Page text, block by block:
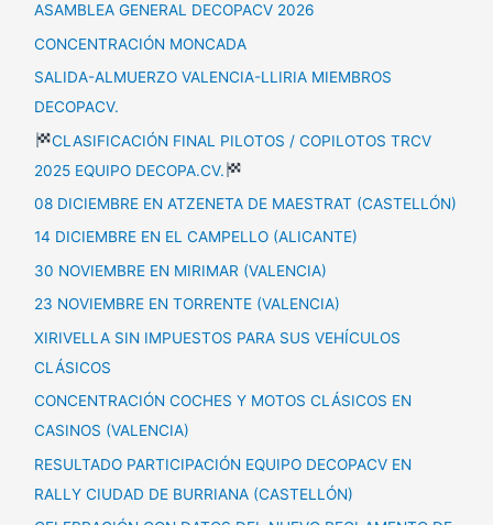
ASAMBLEA GENERAL DECOPACV 2026
CONCENTRACIÓN MONCADA
SALIDA-ALMUERZO VALENCIA-LLIRIA MIEMBROS
DECOPACV.
CLASIFICACIÓN FINAL PILOTOS / COPILOTOS TRCV
2025 EQUIPO DECOPA.CV.
08 DICIEMBRE EN ATZENETA DE MAESTRAT (CASTELLÓN)
14 DICIEMBRE EN EL CAMPELLO (ALICANTE)
30 NOVIEMBRE EN MIRIMAR (VALENCIA)
23 NOVIEMBRE EN TORRENTE (VALENCIA)
XIRIVELLA SIN IMPUESTOS PARA SUS VEHÍCULOS
CLÁSICOS
CONCENTRACIÓN COCHES Y MOTOS CLÁSICOS EN
CASINOS (VALENCIA)
RESULTADO PARTICIPACIÓN EQUIPO DECOPACV EN
RALLY CIUDAD DE BURRIANA (CASTELLÓN)